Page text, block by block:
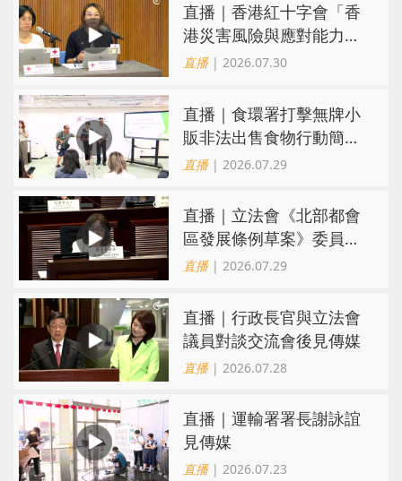
直播｜香港紅十字會「香
港災害風險與應對能力地
圖2026」研究發佈會
直播| 2026.07.30
直播｜食環署打擊無牌小
販非法出售食物行動簡報
會
直播| 2026.07.29
直播｜立法會《北部都會
區發展條例草案》委員會
會議
直播| 2026.07.29
直播｜行政長官與立法會
議員對談交流會後見傳媒
直播| 2026.07.28
直播｜運輸署署長謝詠誼
見傳媒
直播| 2026.07.23